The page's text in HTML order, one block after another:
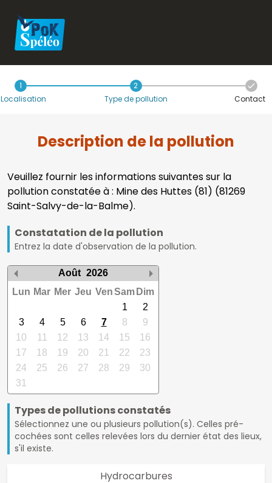
1
Localisation
2
Type de pollution
Contact
Description de la pollution
Veuillez fournir les informations suivantes sur la
pollution constatée à : Mine des Huttes (81) (81269
Saint-Salvy-de-la-Balme).
Constatation de la pollution
Entrez la date d'observation de la pollution.
Août 2026
Lun Mar Mer Jeu VenSam Dim
1
2
3
4 5 6 7 8
9
10
11 12 13 14 15
16
17
18 19 20 21 22
23
24
25 26 27 28 29
30
31
Types de pollutions constatés
Sélectionnez une ou plusieurs pollution(s). Celles pré-
cochées sont celles relevées lors du dernier état des lieux,
s'il existe.
Hydrocarbures